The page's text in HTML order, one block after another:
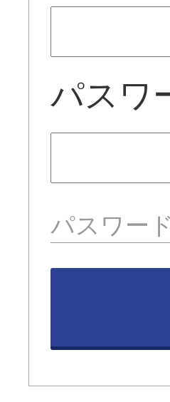
パスワ
パスワー